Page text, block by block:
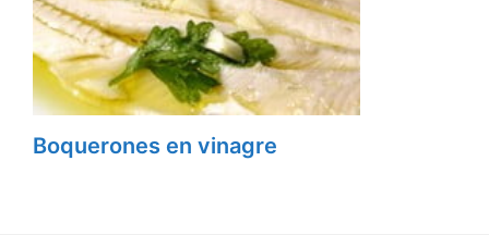
Boquerones en vinagre